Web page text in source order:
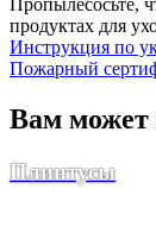
Пропылесосьте,
продуктах для
Инструкция по
Пожарный
Вам может
Плинтусы